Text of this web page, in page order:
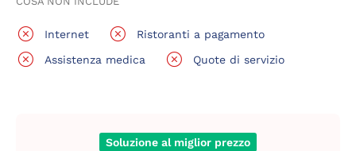
Internet
Ristoranti a pagamento
Assistenza medica
Quote di servizio
Soluzione al miglior prezzo